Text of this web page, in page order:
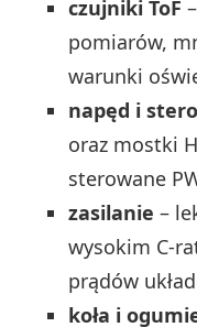
czujniki ToF
pomiarów,
warunki
napęd i
oraz mostki
sterowane
zasilanie –
wysokim C-
prądów
koła i